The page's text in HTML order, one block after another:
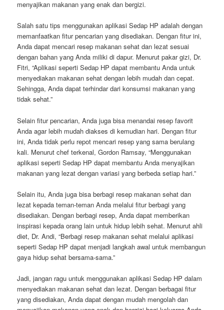
menyajikan makanan yang enak dan bergizi.
Salah satu tips menggunakan aplikasi Sedap HP adalah dengan
memanfaatkan fitur pencarian yang disediakan. Dengan fitur ini,
Anda dapat mencari resep makanan sehat dan lezat sesuai
dengan bahan yang Anda miliki di dapur. Menurut pakar gizi, Dr.
Fitri, “Aplikasi seperti Sedap HP dapat membantu Anda untuk
menyediakan makanan sehat dengan lebih mudah dan cepat.
Sehingga, Anda dapat terhindar dari konsumsi makanan yang
tidak sehat.”
Selain fitur pencarian, Anda juga bisa menandai resep favorit
Anda agar lebih mudah diakses di kemudian hari. Dengan fitur
ini, Anda tidak perlu repot mencari resep yang sama berulang
kali. Menurut chef terkenal, Gordon Ramsay, “Menggunakan
aplikasi seperti Sedap HP dapat membantu Anda menyajikan
makanan yang lezat dengan variasi yang berbeda setiap hari.”
Selain itu, Anda juga bisa berbagi resep makanan sehat dan
lezat kepada teman-teman Anda melalui fitur berbagi yang
disediakan. Dengan berbagi resep, Anda dapat memberikan
inspirasi kepada orang lain untuk hidup lebih sehat. Menurut ahli
diet, Dr. Andi, “Berbagi resep makanan sehat melalui aplikasi
seperti Sedap HP dapat menjadi langkah awal untuk membangun
gaya hidup sehat bersama-sama.”
Jadi, jangan ragu untuk menggunakan aplikasi Sedap HP dalam
menyediakan makanan sehat dan lezat. Dengan berbagai fitur
yang disediakan, Anda dapat dengan mudah mengolah dan